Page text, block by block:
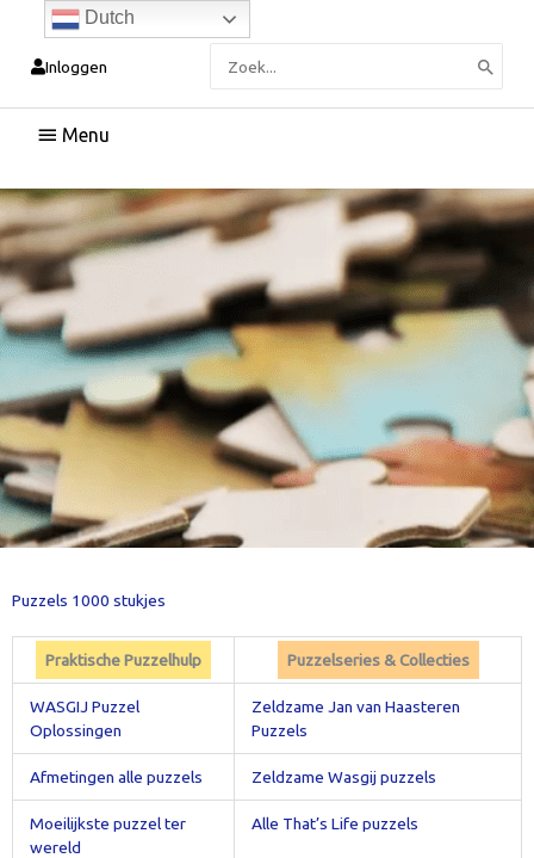
Inloggen
naar:
Hoofdmenu
Puzzels 1000 stukjes
Praktische Puzzelhulp Puzzelseries & Collecties
WASGIJ Puzzel
Oplossingen
Zeldzame Jan van Haasteren
Puzzels
Afmetingen alle puzzels Zeldzame Wasgij puzzels
Moeilijkste puzzel ter
wereld
Alle That’s Life puzzels
Dutch